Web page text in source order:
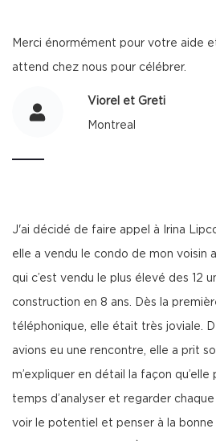
Merci énormément pour votre aide
attend chez nous pour célébrer.
Viorel et Greti
Montreal
J'ai décidé de faire appel à Irina
elle a vendu le condo de mon voisin
qui c’est vendu le plus élevé des 12
construction en 8 ans. Dès la
téléphonique, elle était très joviale.
avions eu une rencontre, elle a prit
m’expliquer en détail la façon
temps d’analyser et regarder
voir le potentiel et penser à la